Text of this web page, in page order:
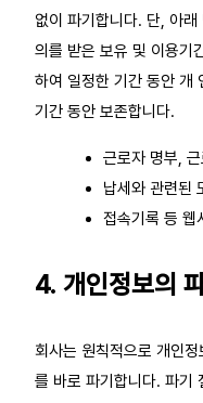
없이 파기합니다. 단, 아
의를 받은 보유 및 이용기
하여 일정한 기간 동안 개
기간 동안 보존합니다.
근로자 명부,
납세와 관련된
접속기록 등 웹
4. 개인정보의
회사는 원칙적으로 개인
를 바로 파기합니다. 파기